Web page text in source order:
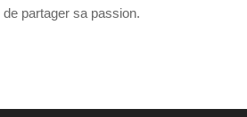
partager sa passion.